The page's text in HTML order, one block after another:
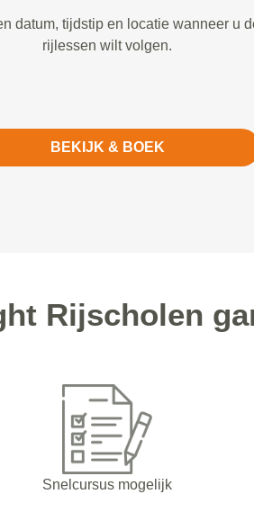
datum, tijdstip en locatie wanneer u
rijlessen wilt volgen.
BEKIJK & BOEK
Rijscholen
Snelcursus mogelijk